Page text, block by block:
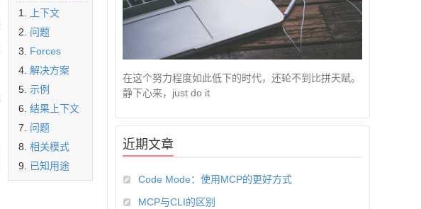
上下文
问题
Forces
解决方案
示例
结果上下文
问题
相关模式
已知用途
在这个努力程度如此低下的时代，还轮不到比拼天赋。
静下心来，just do it
近期文章
Code Mode：使用MCP的更好方式
MCP与CLI的区别